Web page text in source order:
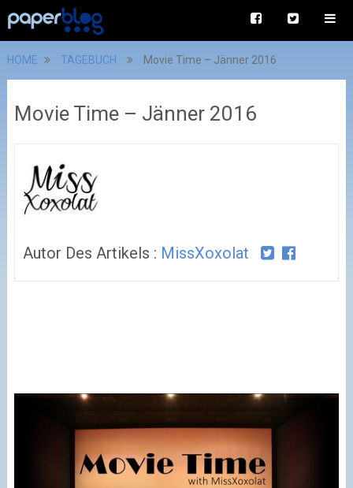
HOME TAGEBUCH Movie Time – Jänner 2016
Movie Time – Jänner 2016
Autor Des Artikels : MissXoxolat